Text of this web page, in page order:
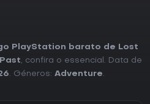
PlayStation barato de Lost
, confira o essencial. Data de
. Géneros: Adventure.